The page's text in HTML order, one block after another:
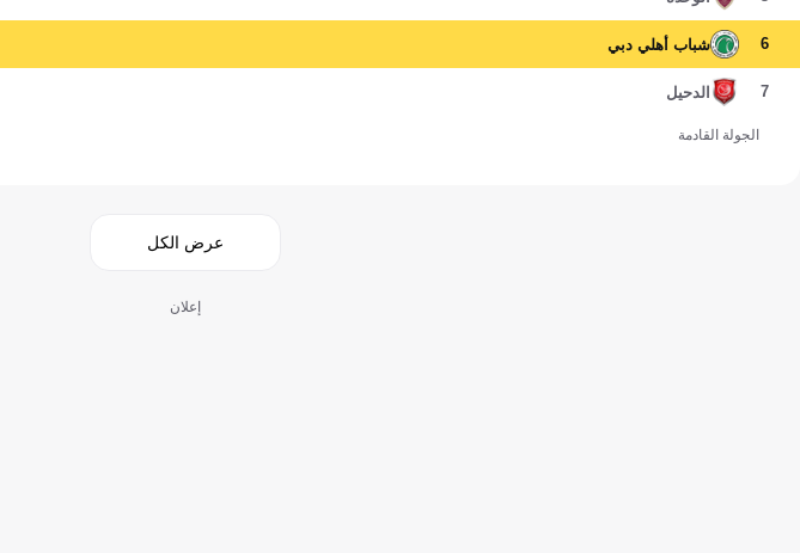
6 شباب أهلي دبي
7 الدحيل
الجولة القادمة
عرض الكل
إعلان